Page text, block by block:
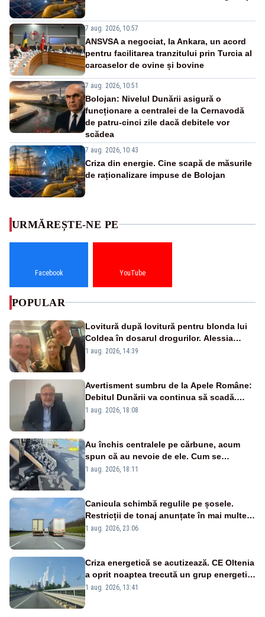
7 aug. 2026, 10:57
ANSVSA a negociat, la Ankara, un acord
pentru facilitarea tranzitului prin Turcia al
carcaselor de ovine și bovine
7 aug. 2026, 10:51
Bolojan: Nivelul Dunării asigură o
funcționare a centralei de la Cernavodă
de patru-cinci zile dacă debitele vor
scădea
7 aug. 2026, 10:43
Criza din energie. Cine scapă de măsurile
de raționalizare impuse de Bolojan
URMĂREȘTE-NE PE
Facebook YouTube
POPULAR
Lovitură după lovitură pentru blonda lui
Coldea în dosarul drogurilor. Alessia
Păcuraru explică decizia magistraților
1 aug. 2026, 14:39
Avertisment sumbru de la Apele Române:
Debitul Dunării va continua să scadă.
Cernavodă s-ar putea închide în 4 zile
1 aug. 2026, 18:08
Au închis centralele pe cărbune, acum
spun că au nevoie de ele. Cum se
pasează vina în plină criză energetică
1 aug. 2026, 18:11
Canicula schimbă regulile pe șosele.
Restricții de tonaj anunțate în mai multe
județe
1 aug. 2026, 23:06
Criza energetică se acutizează. CE Oltenia
a oprit noaptea trecută un grup energetic
de la Rovinari
1 aug. 2026, 13:41